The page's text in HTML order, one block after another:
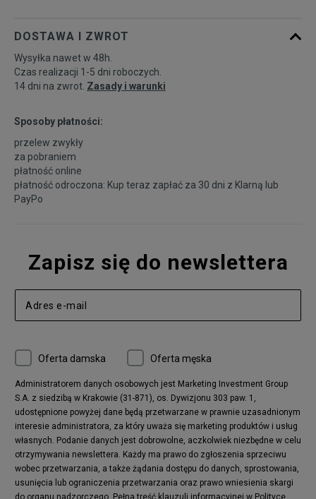
DOSTAWA I ZWROT
Wysyłka nawet w 48h.
Czas realizacji 1-5 dni roboczych.
14 dni na zwrot. Zasady i warunki
Sposoby płatności:
przelew zwykły
za pobraniem
płatność online
płatność odroczona: Kup teraz zapłać za 30 dni z Klarną lub
PayPo
Zapisz się do newslettera
Oferta damska Oferta męska
Administratorem danych osobowych jest Marketing Investment Group
S.A. z siedzibą w Krakowie (31-871), os. Dywizjonu 303 paw. 1,
udostępnione powyżej dane będą przetwarzane w prawnie uzasadnionym
interesie administratora, za który uważa się marketing produktów i usług
własnych. Podanie danych jest dobrowolne, aczkolwiek niezbędne w celu
otrzymywania newslettera. Każdy ma prawo do zgłoszenia sprzeciwu
wobec przetwarzania, a także żądania dostępu do danych, sprostowania,
usunięcia lub ograniczenia przetwarzania oraz prawo wniesienia skargi